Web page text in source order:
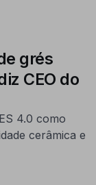
grés
CEO do
4.0 como
cerâmica e